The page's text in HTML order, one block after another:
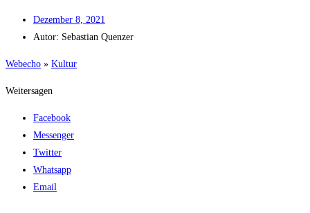
Dezem­ber 8, 2021
Autor: Sebas­ti­an Quenzer
Web­echo » Kul­tur
Weitersagen
Facebook
Messenger
Twitter
Whatsapp
Email